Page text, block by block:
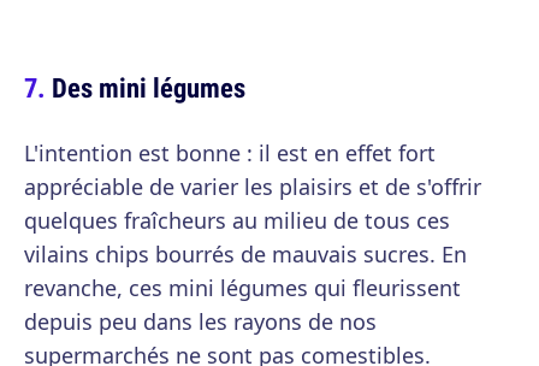
Des mini légumes
L'intention est bonne : il est en effet fort
appréciable de varier les plaisirs et de s'offrir
quelques fraîcheurs au milieu de tous ces
vilains chips bourrés de mauvais sucres. En
revanche, ces mini légumes qui fleurissent
depuis peu dans les rayons de nos
supermarchés ne sont pas comestibles.